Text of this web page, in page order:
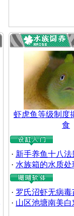
虾虎鱼等级制度
食
· 新手养鱼十八法
· 水族箱的水质处
· 罗氏沼虾无病
· 山区池塘南美